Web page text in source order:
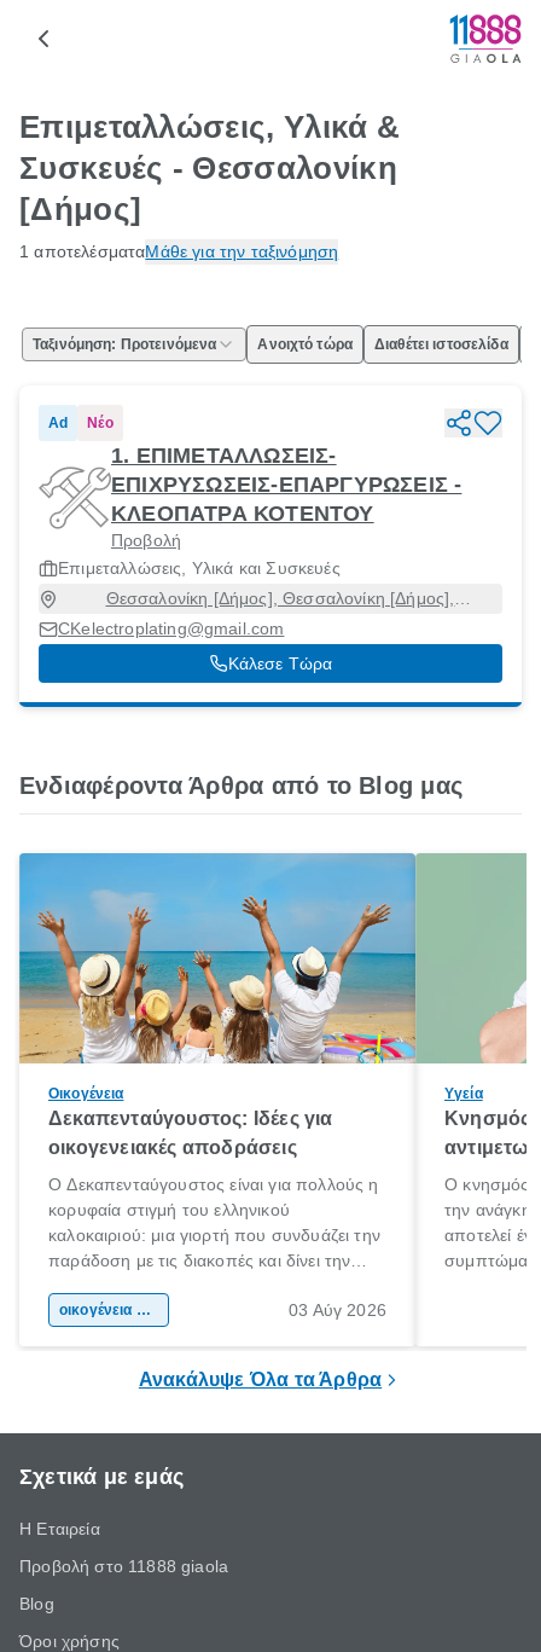
Επιμεταλλώσεις, Υλικά &
Συσκευές - Θεσσαλονίκη
[Δήμος]
1 αποτελέσματαΜάθε για την ταξινόμηση
Ταξινόμηση: Προτεινόμενα Ανοιχτό τώρα Διαθέτει ιστοσελίδα
Ad Νέο
1. ΕΠΙΜΕΤΑΛΛΩΣΕΙΣ-
ΕΠΙΧΡΥΣΩΣΕΙΣ-ΕΠΑΡΓΥΡΩΣΕΙΣ -
ΚΛΕΟΠΑΤΡΑ ΚΟΤΕΝΤΟΥ
Προβολή
Επιμεταλλώσεις, Υλικά και Συσκευές
Θεσσαλονίκη [Δήμος], Θεσσαλονίκη [Δήμος],
Θεσσαλονίκη
CKelectroplating@gmail.com
Κάλεσε Τώρα
Ενδιαφέροντα Άρθρα από το Blog μας
Οικογένεια
Δεκαπενταύγουστος: Ιδέες για
οικογενειακές αποδράσεις
Ο Δεκαπενταύγουστος είναι για πολλούς η
κορυφαία στιγμή του ελληνικού
καλοκαιριού: μια γιορτή που συνδυάζει την
παράδοση με τις διακοπές και δίνει την
χώρας. Είτε πρόκειται για λίγες μέρες
οικογένεια & παιδί 03 Αύγ 2026
Υγεία
Κνησμός:
Ο κνησμός
την ανάγκη
αποτελεί
Ανακάλυψε Όλα τα Άρθρα
Σχετικά με εμάς
Η Εταιρεία
Προβολή στο 11888 giaola
Blog
Όροι χρήσης